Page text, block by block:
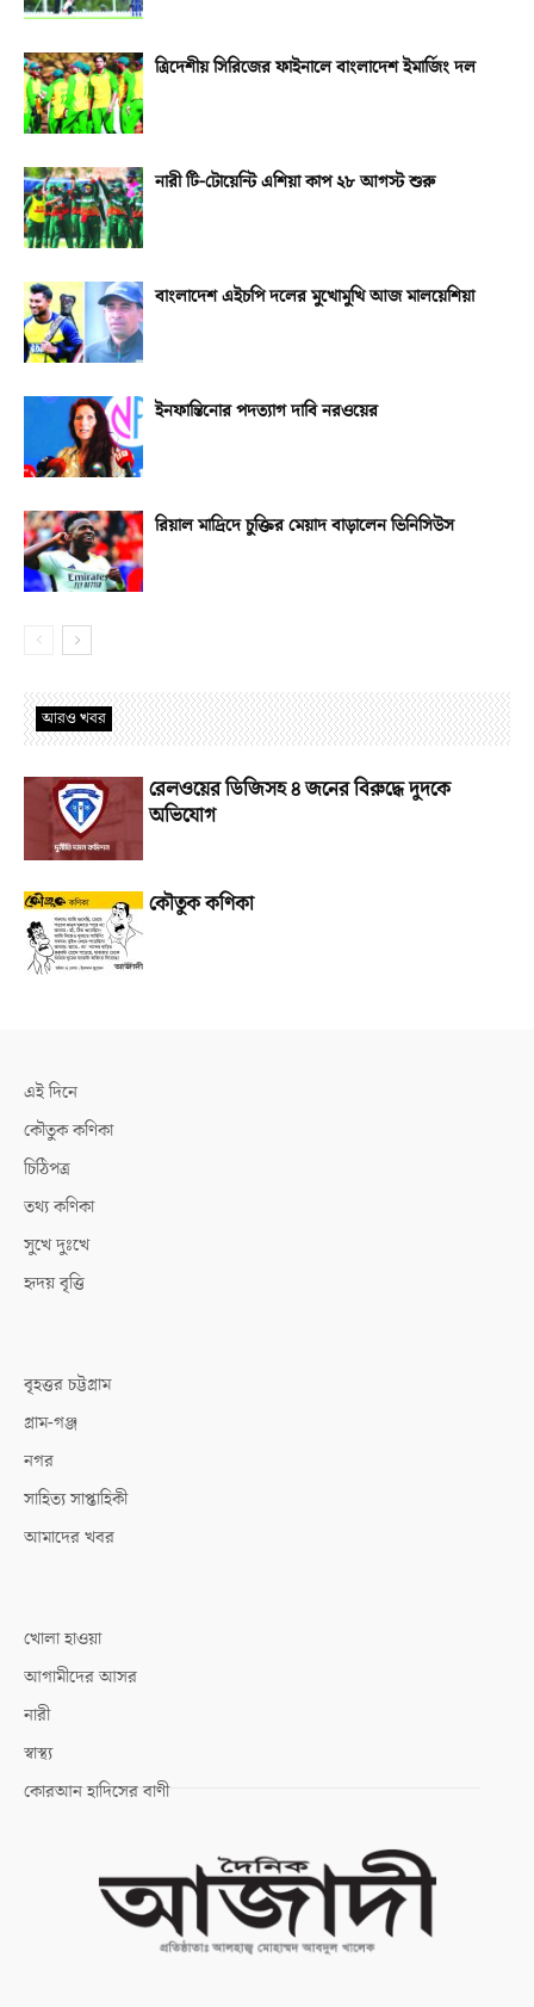
ত্রিদেশীয় সিরিজের ফাইনালে বাংলাদেশ ইমার্জিং দল
নারী টি-টোয়েন্টি এশিয়া কাপ ২৮ আগস্ট শুরু
বাংলাদেশ এইচপি দলের মুখোমুখি আজ মালয়েশিয়া
ইনফান্তিনোর পদত্যাগ দাবি নরওয়ের
রিয়াল মাদ্রিদে চুক্তির মেয়াদ বাড়ালেন ভিনিসিউস
আরও খবর
রেলওয়ের ডিজিসহ ৪ জনের বিরুদ্ধে দুদকে
অভিযোগ
কৌতুক কণিকা
এই দিনে
কৌতুক কণিকা
চিঠিপত্র
তথ্য কণিকা
সুখে দুঃখে
হৃদয় বৃত্তি
বৃহত্তর চট্টগ্রাম
গ্রাম-গঞ্জ
নগর
সাহিত্য সাপ্তাহিকী
আমাদের খবর
খোলা হাওয়া
আগামীদের আসর
নারী
স্বাস্থ্য
কোরআন হাদিসের বাণী